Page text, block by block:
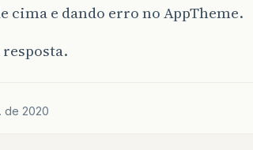
cima e dando erro no AppTheme.
de 2020